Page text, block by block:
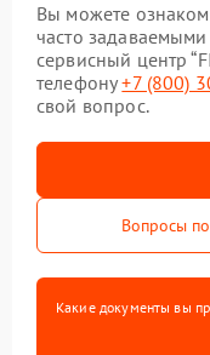
Вы можете
часто
сервисный центр
телефону+7 (800)
свой вопрос.
Вопросы
Какие документы вы